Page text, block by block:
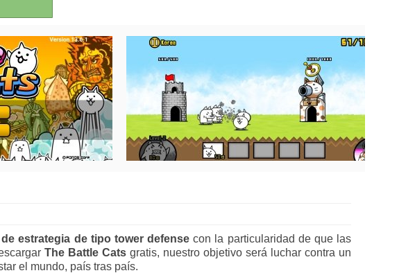
estrategia de tipo tower defense con la particularidad de que las
The Battle Cats gratis, nuestro objetivo será luchar contra un
el mundo, país tras país.